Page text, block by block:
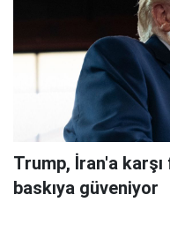
Trump, İran'a
baskıya güveniyor